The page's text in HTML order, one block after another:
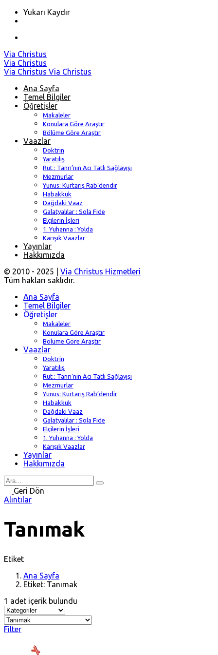
Yukarı Kaydır
Skip
to
content
Via Christus
Via Christus
Via Christus Via Christus
Ana Sayfa
Temel Bilgiler
Öğretişler
Makaleler
Konulara Göre Araştır
Bölüme Göre Araştır
Vaazlar
Doktrin
Yaratılış
Rut : Tanrı’nın Acı Tatlı Sağlayışı
Mezmurlar
Yunus: Kurtarış Rab’dendir
Habakkuk
Dağdaki Vaaz
Galatyalılar : Sola Fide
Elçilerin İşleri
1. Yuhanna : Yolda
Karışık Vaazlar
Yayınlar
Hakkımızda
© 2010 - 2025 | Via Christus Hizmetleri
Tüm hakları saklıdır.
Ana Sayfa
Temel Bilgiler
Öğretişler
Makaleler
Konulara Göre Araştır
Bölüme Göre Araştır
Vaazlar
Doktrin
Yaratılış
Rut : Tanrı’nın Acı Tatlı Sağlayışı
Mezmurlar
Yunus: Kurtarış Rab’dendir
Habakkuk
Dağdaki Vaaz
Galatyalılar : Sola Fide
Elçilerin İşleri
1. Yuhanna : Yolda
Karışık Vaazlar
Yayınlar
Hakkımızda
Search
forGeri Dön
Alıntılar
Tanımak
Etiket
Ana Sayfa
Etiket: Tanımak
1 adet içerik bulundu
Filter